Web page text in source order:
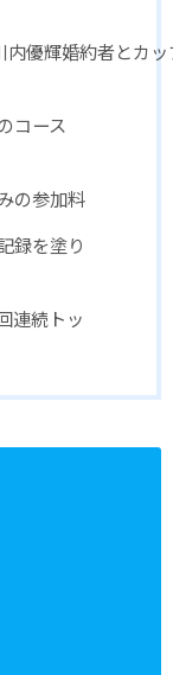
内優輝婚約者とカッ
コース
の参加料
録を塗り
連続トッ